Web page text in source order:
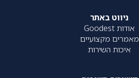
ניווט באתר
אודות Goodest
מאמרים מקצועיים
איכות השירות